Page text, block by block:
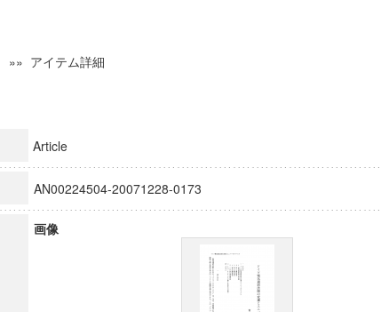
»» アイテム詳細
Article
AN00224504-20071228-0173
画像